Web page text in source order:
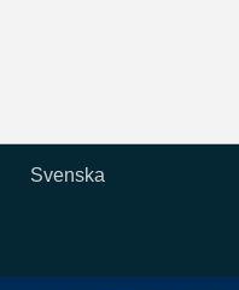
Svenska